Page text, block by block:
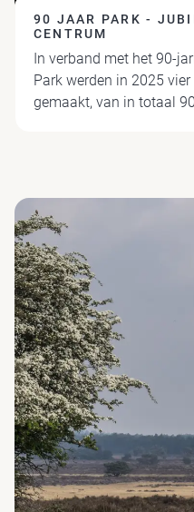
90 JAAR PARK -
CENTRUM
In verband met het 90-
Park werden in 2025
gemaakt, van in totaal